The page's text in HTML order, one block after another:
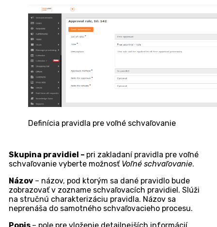
Aby bolo možné voľné schvaľovanie používať, je
potrebné najskôr preň definovať schvaľovacie pravidlo,
v časti Schvaľovanie -> Pravidlá schvaľovania
k tomuto modulu je riadený oprávneniami. Pokiaľ sa
v menu nezobrazuje, skontrolujte oprávnenia v časti
Používatelia a skupiny -> Používatelia-> konkrétny
používateľ -> záložka
Pravidlá schvaľovania.
Po kliknutí na modulPravidlá schvaľovania,sa zobrazí
zoznam všetkých schvaľovacích procesov
používaných v CDESKu. Pri voľnom schvaľovaní sa
bude povinná / nepovinná poznámka pre schválenie
Pre vytvorenie nového pravidla kliknite na tlačidlo
+
Pridať pravidlo , ktoré sa nachádza v pravom hornom
rohu nad zoznamom schvaľovacích pravidiel. Pokiaľ sa
tlačidlo nezobrazuje, skontrolujte oprávnenie na
vytváranie schvaľovacích procesov vPoužívatelia
a skupiny -> Používatelia-> konkrétny používateľ ->
záložkaOprávnenia -> Schvaľovanie -> Pravidlá
schvaľovania